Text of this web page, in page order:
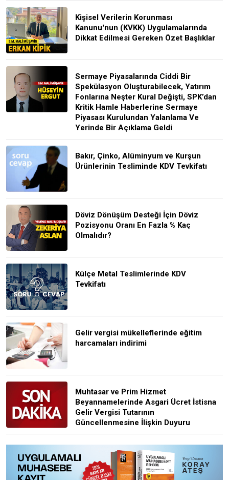
Kişisel Verilerin Korunması
Kanunu'nun (KVKK) Uygulamalarında
Dikkat Edilmesi Gereken Özet Başlıklar
Sermaye Piyasalarında Ciddi Bir
Spekülasyon Oluşturabilecek, Yatırım
Fonlarına Neşter Kural Değişti, SPK’dan
Kritik Hamle Haberlerine Sermaye
Piyasası Kurulundan Yalanlama Ve
Yerinde Bir Açıklama Geldi
Bakır, Çinko, Alüminyum ve Kurşun
Ürünlerinin Tesliminde KDV Tevkifatı
Döviz Dönüşüm Desteği İçin Döviz
Pozisyonu Oranı En Fazla % Kaç
Olmalıdır?
Külçe Metal Teslimlerinde KDV
Tevkifatı
Gelir vergisi mükelleflerinde eğitim
harcamaları indirimi
Muhtasar ve Prim Hizmet
Beyannamelerinde Asgari Ücret İstisna
Gelir Vergisi Tutarının
Güncellenmesine İlişkin Duyuru